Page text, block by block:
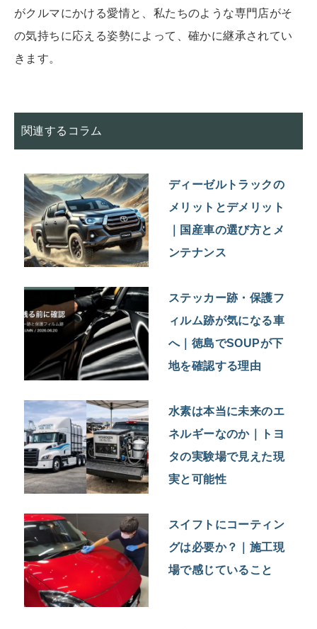
がクルマにかける愛情と、私たちのような専門店がそ
の気持ちに応える姿勢によって、確かに継承されてい
きます。
関連するコラム
ディーゼルトラックの
メリットとデメリット
｜国産車の選び方とメ
ンテナンス
ステッカー跡・保護フ
ィルム跡が気になる車
へ｜徳島でSOUPが下
地を確認する理由
水素は本当に未来のエ
ネルギーなのか｜トヨ
タの実験場で見えた現
実と可能性
スイフトにコーティン
グは必要か？｜施工現
場で感じていること